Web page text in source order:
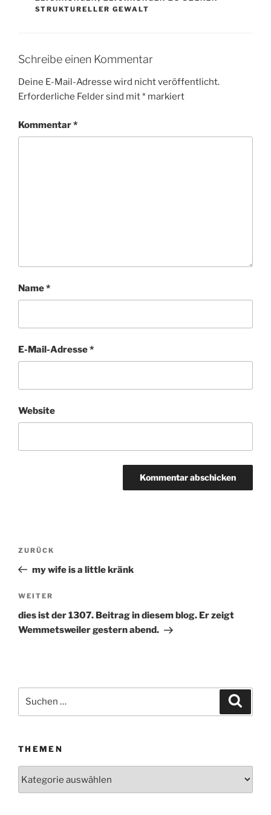
STRUKTURELLER GEWALT
Schreibe einen Kommentar
Deine E-Mail-Adresse wird nicht veröffentlicht.
Erforderliche Felder sind mit* markiert
Kommentar*
Name*
E-Mail-Adresse*
Website
Beitragsnavigation
Vorheriger
Beitrag
ZURÜCK
my wife is a little kränk
Nächster
Beitrag
WEITER
dies ist der 1307. Beitrag in diesem blog. Er zeigt
Wemmetsweiler gestern abend.
Suchen
THEMEN